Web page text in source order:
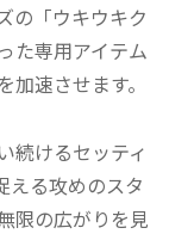
の「ウキウキク
た専用アイテム
速させます。
続けるセッティ
える攻めのスタ
限の広がりを見